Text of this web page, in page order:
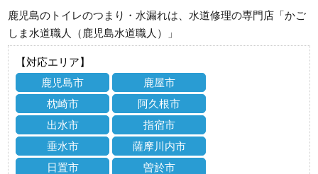
鹿児島のトイレのつまり・水漏れは、水道修理の専門店「かご
しま水道職人（鹿児島水道職人）」
【対応エリア】
鹿児島市
鹿屋市
枕崎市
阿久根市
出水市
指宿市
垂水市
薩摩川内市
日置市
曽於市